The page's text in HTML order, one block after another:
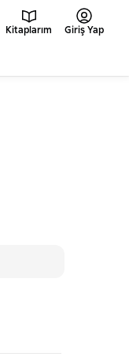
Kitaplarım Giriş Yap